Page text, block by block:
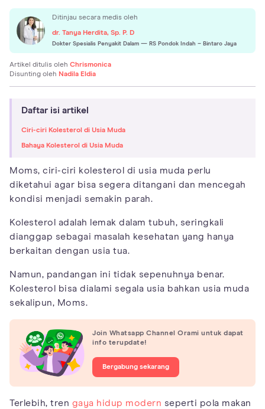
Ditinjau secara medis oleh
dr. Tanya Herdita, Sp. P. D
Dokter Spesialis Penyakit Dalam — RS Pondok Indah – Bintaro Jaya
Artikel ditulis oleh Chrismonica
Disunting oleh Nadila Eldia
Daftar isi artikel
Ciri-ciri Kolesterol di Usia Muda
Bahaya Kolesterol di Usia Muda
Moms, ciri-ciri kolesterol di usia muda perlu
diketahui agar bisa segera ditangani dan mencegah
kondisi menjadi semakin parah.
Kolesterol adalah lemak dalam tubuh, seringkali
dianggap sebagai masalah kesehatan yang hanya
berkaitan dengan usia tua.
Namun, pandangan ini tidak sepenuhnya benar.
Kolesterol bisa dialami segala usia bahkan usia muda
sekalipun, Moms.
Join Whatsapp Channel Orami untuk dapat
info terupdate!
Bergabung sekarang
Terlebih, tren gaya hidup modern seperti pola makan